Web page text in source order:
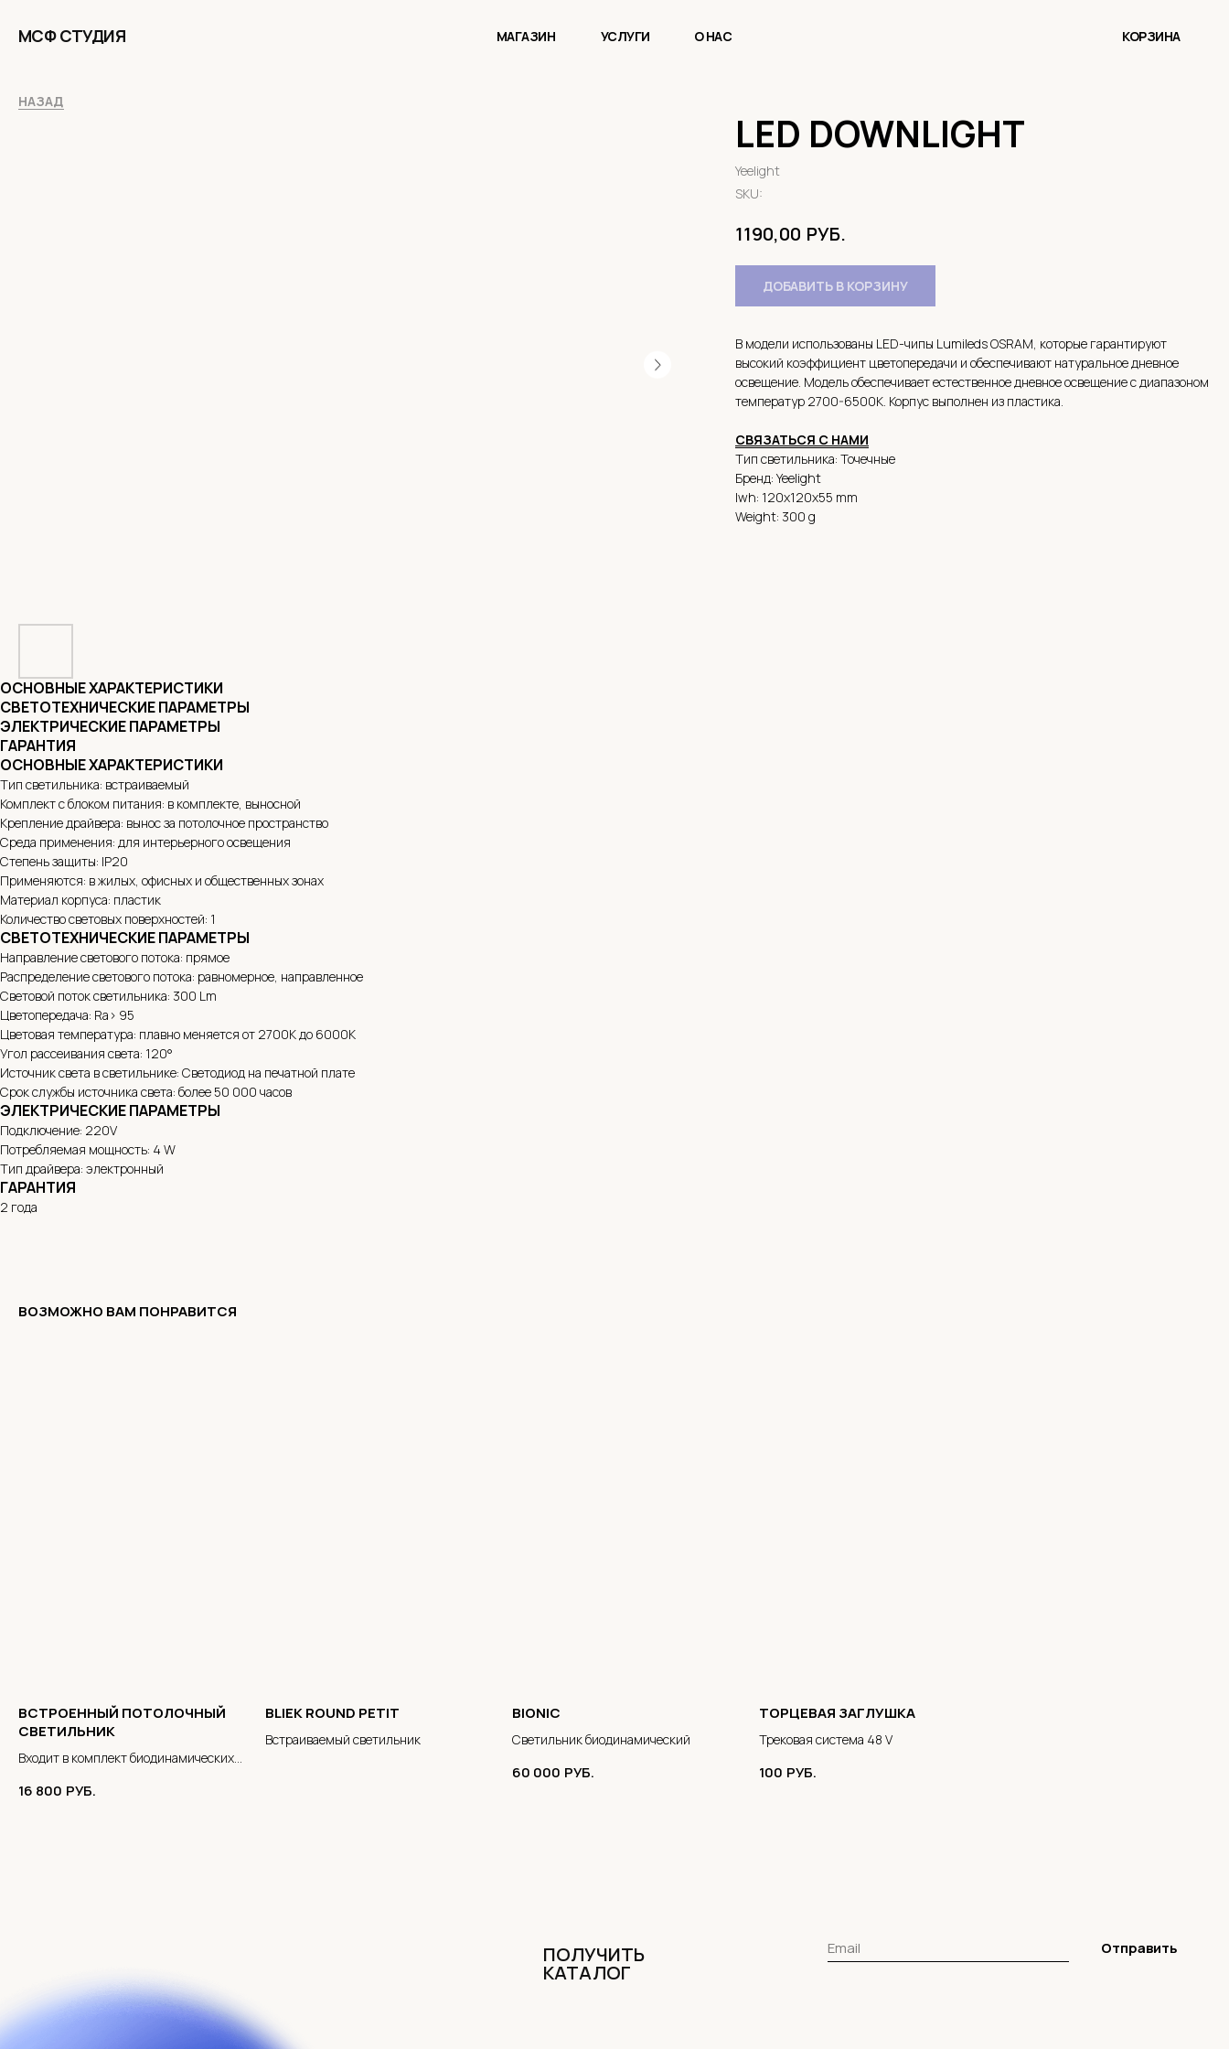
МАГАЗИН УСЛУГИ
МСФ СТУДИЯ О НАС КОРЗИНА
НАЗАД
LED DOWNLIGHT
Yeelight
SKU:
1190,00 РУБ.
ДОБАВИТЬ В КОРЗИНУ
В модели использованы LED-чипы Lumileds OSRAM, которые гарантируют
высокий коэффициент цветопередачи и обеспечивают натуральное дневное
освещение. Модель обеспечивает естественное дневное освещение с диапазоном
температур 2700-6500K. Корпус выполнен из пластика.
СВЯЗАТЬСЯ С НАМИ
Тип светильника: Точечные
Бренд: Yeelight
lwh: 120x120x55 mm
Weight: 300 g
ОСНОВНЫЕ ХАРАКТЕРИСТИКИ
СВЕТОТЕХНИЧЕСКИЕ ПАРАМЕТРЫ
ЭЛЕКТРИЧЕСКИЕ ПАРАМЕТРЫ
ГАРАНТИЯ
ОСНОВНЫЕ ХАРАКТЕРИСТИКИ
Тип светильника: встраиваемый
Комплект с блоком питания: в комплекте, выносной
Крепление драйвера: вынос за потолочное пространство
Среда применения: для интерьерного освещения
Степень защиты: IP20
Применяются: в жилых, офисных и общественных зонах
Материал корпуса: пластик
Количество световых поверхностей: 1
СВЕТОТЕХНИЧЕСКИЕ ПАРАМЕТРЫ
Направление светового потока: прямое
Распределение светового потока: равномерное, направленное
Световой поток светильника: 300 Lm
Цветопередача: Ra> 95
Цветовая температура: плавно меняется от 2700K до 6000K
Угол рассеивания света: 120°
Источник света в светильнике: Светодиод на печатной плате
Срок службы источника света: более 50 000 часов
ЭЛЕКТРИЧЕСКИЕ ПАРАМЕТРЫ
Подключение: 220V
Потребляемая мощность: 4 W
Тип драйвера: электронный
ГАРАНТИЯ
2 года
ВОЗМОЖНО ВАМ ПОНРАВИТСЯ
ВСТРОЕННЫЙ ПОТОЛОЧНЫЙ
СВЕТИЛЬНИК
Входит в комплект биодинамических
16 800 РУБ.
BLIEK ROUND PETIT
Встраиваемый светильник
BIONIC
Светильник биодинамический
60 000 РУБ.
ТОРЦЕВАЯ ЗАГЛУШКА
Трековая система 48 V
100 РУБ.
ПОЛУЧИТЬ
КАТАЛОГ
Отправить